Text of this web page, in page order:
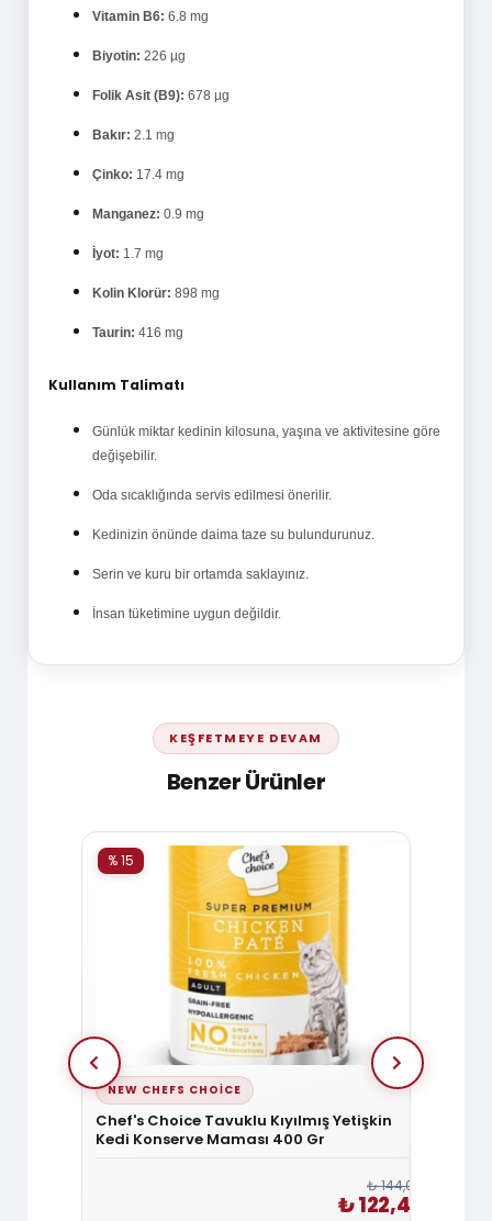
Vitamin B6: 6.8 mg
Biyotin: 226 µg
Folik Asit (B9): 678 µg
Bakır: 2.1 mg
Çinko: 17.4 mg
Manganez: 0.9 mg
İyot: 1.7 mg
Kolin Klorür: 898 mg
Taurin: 416 mg
Kullanım Talimatı
Günlük miktar kedinin kilosuna, yaşına ve aktivitesine göre
değişebilir.
Oda sıcaklığında servis edilmesi önerilir.
Kedinizin önünde daima taze su bulundurunuz.
Serin ve kuru bir ortamda saklayınız.
İnsan tüketimine uygun değildir.
KEŞFETMEYE DEVAM
Benzer Ürünler
NEW CHEFS CHOICE
Chef's Choice Tavuklu Kıyılmış Yetişkin
Kedi Konserve Maması 400 Gr
% 15
₺ 144,00
₺ 122,40